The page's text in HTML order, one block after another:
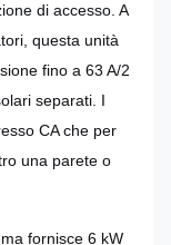
di accesso. A
questa unità
fino a 63 A/2
separati. I
CA che per
una parete o
fornisce 6 kW